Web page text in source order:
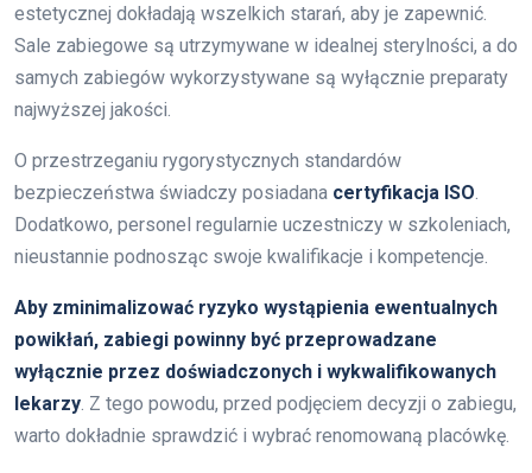
estetycznej dokładają wszelkich starań, aby je zapewnić.
Sale zabiegowe są utrzymywane w idealnej sterylności, a do
samych zabiegów wykorzystywane są wyłącznie preparaty
najwyższej jakości.
O przestrzeganiu rygorystycznych standardów
bezpieczeństwa świadczy posiadana certyfikacja ISO.
Dodatkowo, personel regularnie uczestniczy w szkoleniach,
nieustannie podnosząc swoje kwalifikacje i kompetencje.
Aby zminimalizować ryzyko wystąpienia ewentualnych
powikłań, zabiegi powinny być przeprowadzane
wyłącznie przez doświadczonych i wykwalifikowanych
lekarzy. Z tego powodu, przed podjęciem decyzji o zabiegu,
warto dokładnie sprawdzić i wybrać renomowaną placówkę.